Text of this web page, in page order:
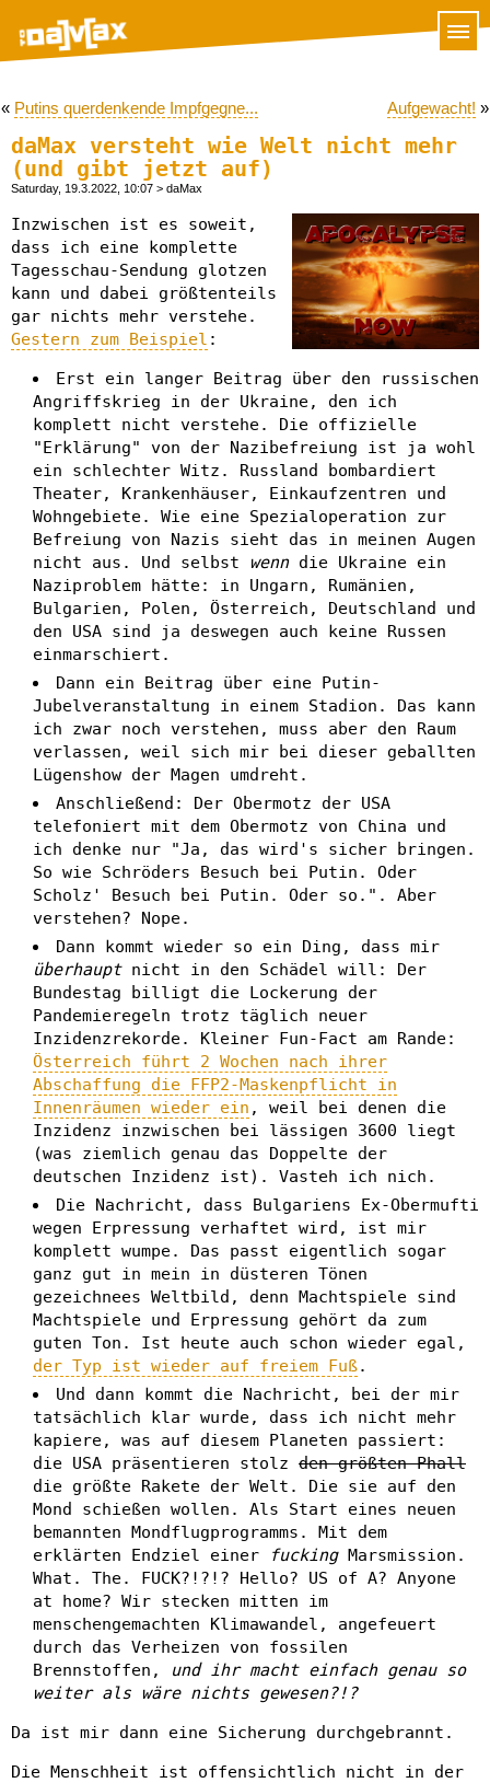
« Putins querdenkende Impfgegne... Aufgewacht! »
daMax versteht wie Welt nicht mehr
(und gibt jetzt auf)
Saturday, 19.3.2022, 10:07 > daMax
Inzwischen ist es soweit,
dass ich eine komplette
Tagesschau-Sendung glotzen
kann und dabei größtenteils
gar nichts mehr verstehe.
Gestern zum Beispiel :
Erst ein langer Beitrag über den russischen
Angriffskrieg in der Ukraine, den ich
komplett nicht verstehe. Die offizielle
"Erklärung" von der Nazibefreiung ist ja wohl
ein schlechter Witz. Russland bombardiert
Theater, Krankenhäuser, Einkaufzentren und
Wohngebiete. Wie eine Spezialoperation zur
Befreiung von Nazis sieht das in meinen Augen
nicht aus. Und selbst
wenndie Ukraine ein
Naziproblem hätte: in Ungarn, Rumänien,
Bulgarien, Polen, Österreich, Deutschland und
den USA sind ja deswegen auch keine Russen
einmarschiert.
Dann ein Beitrag über eine Putin-
Jubelveranstaltung in einem Stadion. Das kann
ich zwar noch verstehen, muss aber den Raum
verlassen, weil sich mir bei dieser geballten
Lügenshow der Magen umdreht.
Anschließend: Der Obermotz der USA
telefoniert mit dem Obermotz von China und
ich denke nur "Ja, das wird's sicher bringen.
So wie Schröders Besuch bei Putin. Oder
Scholz' Besuch bei Putin. Oder so.". Aber
verstehen? Nope.
Dann kommt wieder so ein Ding, dass mir
überhauptnicht in den Schädel will: Der
Bundestag billigt die Lockerung der
Pandemieregeln trotz täglich neuer
Inzidenzrekorde. Kleiner Fun-Fact am Rande:
Österreich führt 2 Wochen nach ihrer
Abschaffung die FFP2-Maskenpflicht in
Innenräumen wieder ein , weil bei denen die
Inzidenz inzwischen bei lässigen 3600 liegt
(was ziemlich genau das Doppelte der
deutschen Inzidenz ist). Vasteh ich nich.
Die Nachricht, dass Bulgariens Ex-Obermufti
wegen Erpressung verhaftet wird, ist mir
komplett wumpe. Das passt eigentlich sogar
ganz gut in mein in düsteren Tönen
gezeichnees Weltbild, denn Machtspiele sind
Machtspiele und Erpressung gehört da zum
guten Ton. Ist heute auch schon wieder egal,
der Typ ist wieder auf freiem Fuß.
Und dann kommt die Nachricht, bei der mir
tatsächlich klar wurde, dass ich nicht mehr
kapiere, was auf diesem Planeten passiert:
die USA präsentieren stolz den größten Phall
die größte Rakete der Welt. Die sie auf den
Mond schießen wollen. Als Start eines neuen
bemannten Mondflugprogramms. Mit dem
erklärten Endziel einer
fucking Marsmission.
What. The. FUCK?!?!? Hello? US of A? Anyone
at home? Wir stecken mitten im
menschengemachten Klimawandel, angefeuert
durch das Verheizen von fossilen
Brennstoffen,
und ihr macht einfach genau so
weiter als wäre nichts gewesen?!?
Da ist mir dann eine Sicherung durchgebrannt.
Die Menschheit ist offensichtlich nicht in der